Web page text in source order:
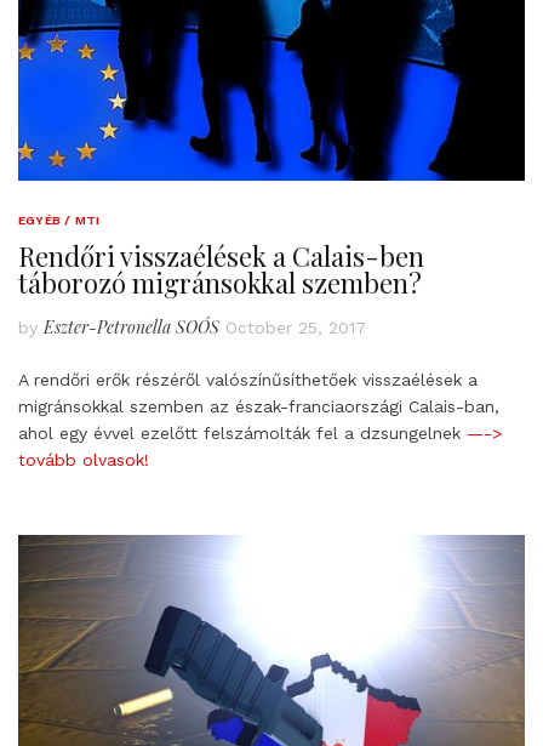
EGYÉB / MTI
Rendőri visszaélések a Calais-ben
táborozó migránsokkal szemben?
byEszter-Petronella SOÓS October 25, 2017
A rendőri erők részéről valószínűsíthetőek visszaélések a
migránsokkal szemben az észak-franciaországi Calais-ban,
ahol egy évvel ezelőtt felszámolták fel a dzsungelnek —->
tovább olvasok!